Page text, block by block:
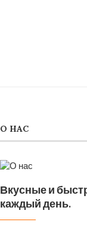
О НАС
Вкусные и
каждый день.